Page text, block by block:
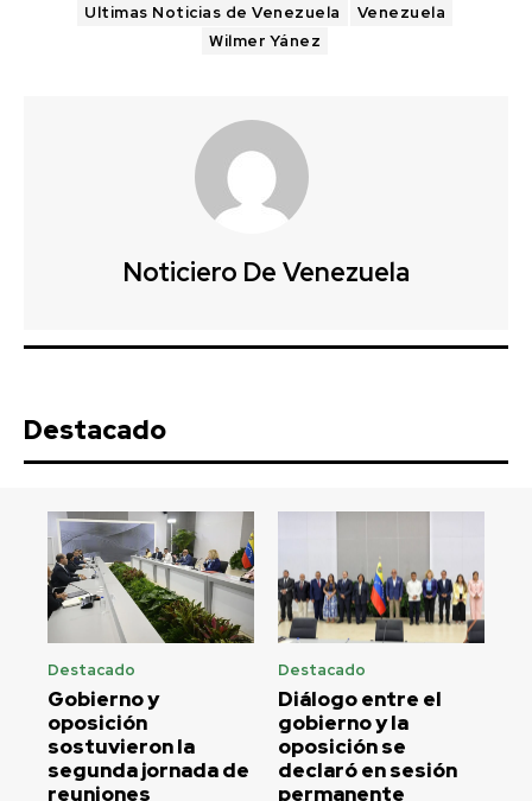
Ultimas Noticias de Venezuela
Venezuela
Wilmer Yánez
Noticiero De Venezuela
Destacado
Destacado
Gobierno y
oposición
sostuvieron la
segunda jornada de
reuniones
Destacado
Diálogo entre el
gobierno y la
oposición se
declaró en sesión
permanente